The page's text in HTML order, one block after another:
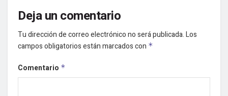
Deja un comentario
Tu dirección de correo electrónico no será publicada.Los
campos obligatorios están marcados con *
Comentario *